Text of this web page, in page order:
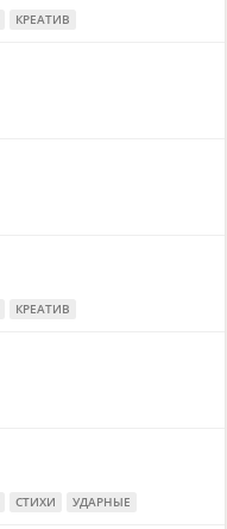
КРЕАТИВ
КРЕАТИВ
СТИХИ УДАРНЫЕ